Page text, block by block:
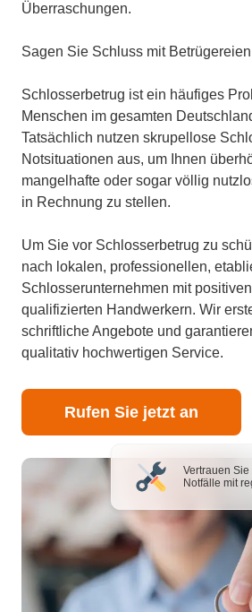
Überraschungen.
Sagen Sie Schluss mit Betrügereien
Schlosserbetrug ist ein häufiges
Menschen im gesamten
Tatsächlich nutzen skrupellose
Notsituationen aus, um Ihnen
mangelhafte oder sogar völlig
in Rechnung zu stellen.
Um Sie vor Schlosserbetrug zu
nach lokalen, professionellen,
Schlosserunternehmen mit
qualifizierten Handwerkern. Wir
schriftliche Angebote und
qualitativ hochwertigen Service.
Rufen Sie jetzt an
Vertrauen
Notfälle mit